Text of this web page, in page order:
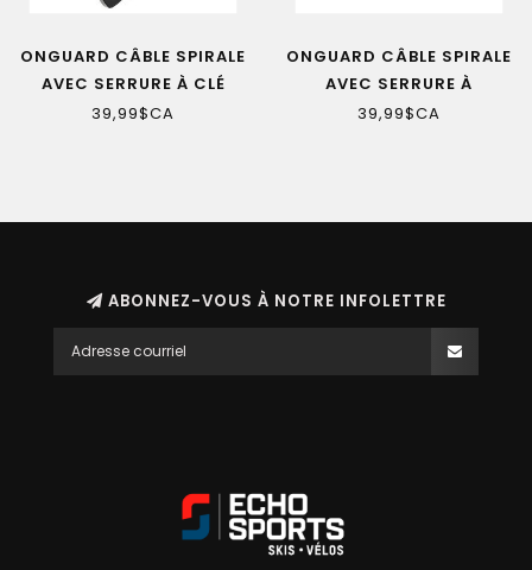
ONGUARD CÂBLE SPIRALE
AVEC SERRURE À CLÉ
DOBERMAN 8028 12MM X
39,99$CA
ONGUARD CÂBLE SPIRALE
AVEC SERRURE À
COMBINAISON
39,99$CA
ABONNEZ-VOUS À NOTRE INFOLETTRE